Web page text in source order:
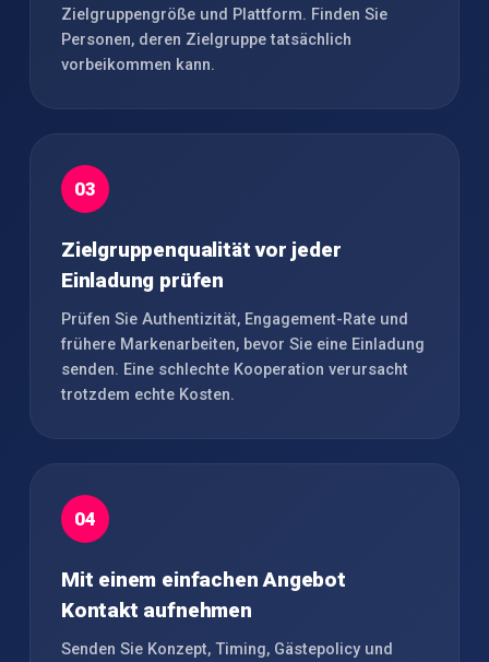
Zielgruppengröße und Plattform. Finden Sie
Personen, deren Zielgruppe tatsächlich
vorbeikommen kann.
03
Zielgruppenqualität vor jeder
Einladung prüfen
Prüfen Sie Authentizität, Engagement-Rate und
frühere Markenarbeiten, bevor Sie eine Einladung
senden. Eine schlechte Kooperation verursacht
trotzdem echte Kosten.
04
Mit einem einfachen Angebot
Kontakt aufnehmen
Senden Sie Konzept, Timing, Gästepolicy und